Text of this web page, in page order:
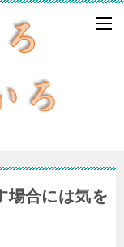
場合には気を